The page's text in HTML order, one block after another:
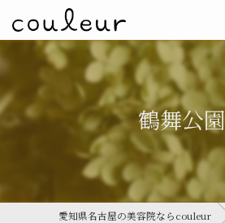
鶴舞公園
愛知県名古屋の美容院ならcouleur